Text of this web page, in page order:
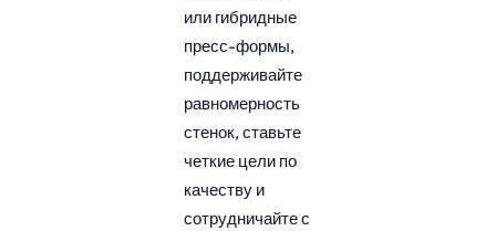
или гибридные
пресс-формы,
поддерживайте
равномерность
стенок, ставьте
четкие цели по
качеству и
сотрудничайте с